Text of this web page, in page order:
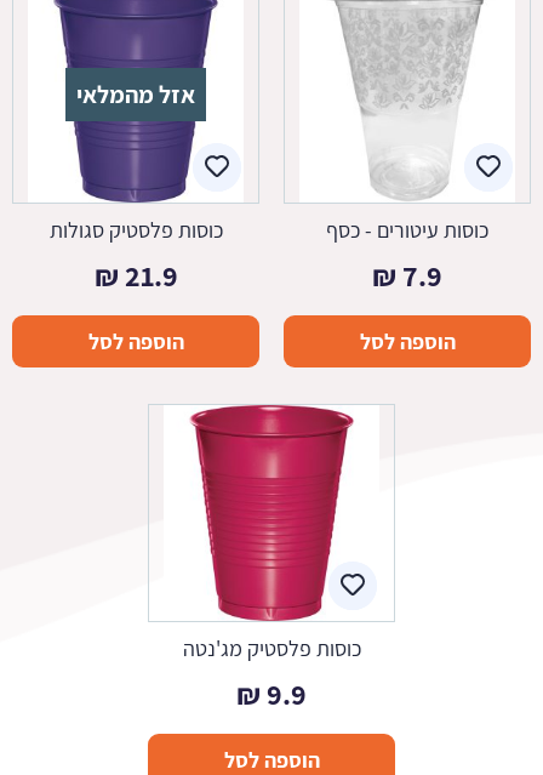
כוסות עיטורים - כסף
7.9
₪
הוספה לסל
אזל מהמלאי
כוסות פלסטיק סגולות
21.9
₪
הוספה לסל
כוסות פלסטיק מג'נטה
9.9
₪
הוספה לסל